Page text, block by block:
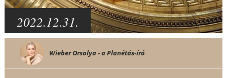
2022.12.31.
Wieber Orsolya - a Planétás-író